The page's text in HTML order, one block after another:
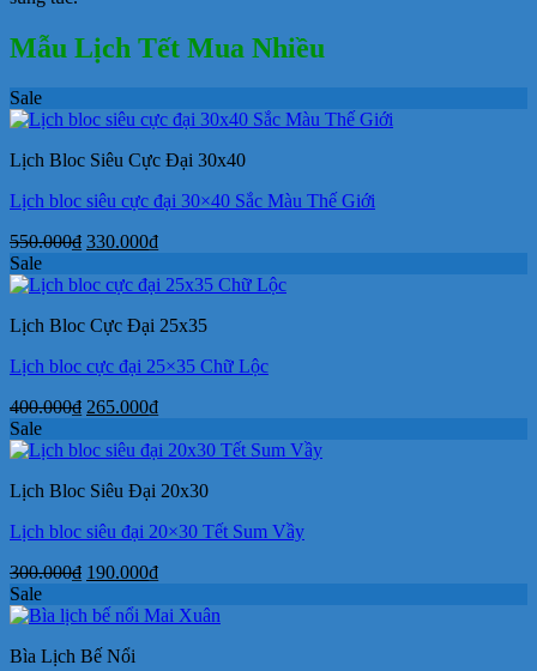
Mẫu Lịch Tết Mua Nhiều
Sale
Lịch Bloc Siêu Cực Đại 30x40
Lịch bloc siêu cực đại 30×40 Sắc Màu Thế Giới
550.000₫ Giá
là:
330.000₫Giá
tại
330.000₫.
Sale
Lịch Bloc Cực Đại 25x35
Lịch bloc cực đại 25×35 Chữ Lộc
400.000₫ Giá
là:
265.000₫Giá
tại
265.000₫.
Sale
Lịch Bloc Siêu Đại 20x30
Lịch bloc siêu đại 20×30 Tết Sum Vầy
300.000₫ Giá
là:
190.000₫Giá
tại
Sale
Bìa Lịch Bế Nổi